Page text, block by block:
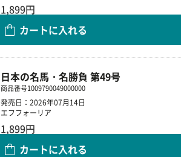
1,899円
カートに入れる
日本の名馬・名勝負 第49号
商品番号1009790049000000
発売日：2026年07月14日
エフフォーリア
1,899円
カートに入れる